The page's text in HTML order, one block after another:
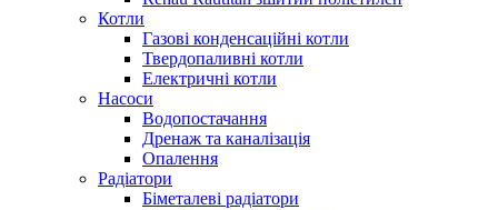
Котли
Газові конденсаційні котли
Твердопаливні котли
Електричні котли
Насоси
Водопостачання
Дренаж та каналізація
Опалення
Радіатори
Біметалеві радіатори